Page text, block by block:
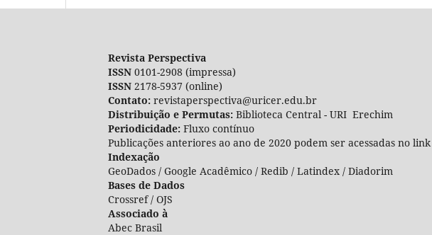
Revista Perspectiva
ISSN 0101-2908 (impressa)
ISSN 2178-5937 (online)
Contato: revistaperspectiva@uricer.edu.br
Distribuição e Permutas: Biblioteca Central - URI Erechim
Periodicidade: Fluxo contínuo
Publicações anteriores ao ano de 2020 podem ser acessadas no link
Indexação
GeoDados / Google Acadêmico / Redib / Latindex / Diadorim
Bases de Dados
Crossref / OJS
Associado à
Abec Brasil